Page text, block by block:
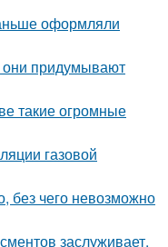
оформляли
они придумывают
такие огромные
газовой
без чего невозможно
заслуживает.